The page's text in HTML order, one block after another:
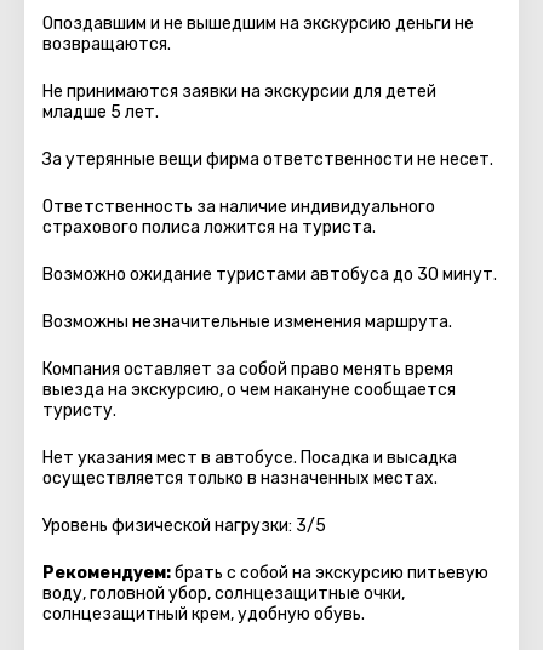
Опоздавшим и не вышедшим на экскурсию деньги не
возвращаются.
Не принимаются заявки на экскурсии для детей
младше 5 лет.
За утерянные вещи фирма ответственности не несет.
Ответственность за наличие индивидуального
страхового полиса ложится на туриста.
Возможно ожидание туристами автобуса до 30 минут.
Возможны незначительные изменения маршрута.
Компания оставляет за собой право менять время
выезда на экскурсию, о чем накануне сообщается
туристу.
Нет указания мест в автобуcе. Посадка и высадка
осуществляется только в назначенных местах.
Уровень физической нагрузки: 3/5
Рекомендуем:брать с собой на экскурсию питьевую
воду, головной убор, солнцезащитные очки,
солнцезащитный крем, удобную обувь.